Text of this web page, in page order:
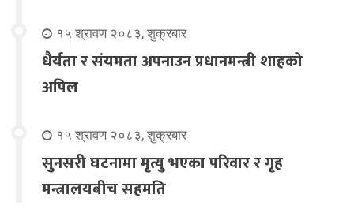
१५ श्रावण २०८३, शुक्रबार
धैर्यता र संयमता अपनाउन प्रधानमन्त्री शाहको
अपिल
१५ श्रावण २०८३, शुक्रबार
सुनसरी घटनामा मृत्यु भएका परिवार र गृह
मन्त्रालयबीच सहमति